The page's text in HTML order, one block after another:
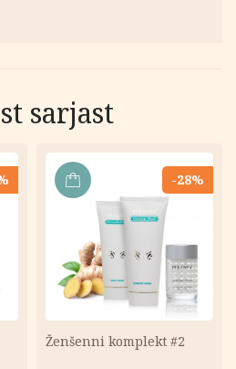
sarjast
-28%
Ženšenni komplekt #2
LISA
KORVI